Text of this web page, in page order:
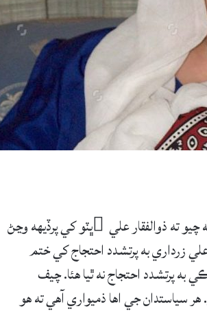
ته ذوالفقار علي ُڀٽو کي پرڏيهه وڃڻ
به پرتشدد احتجاج کي ختم
پرتشدد احتجاج نه ٿيا هئا. چيف
جي اها ذميواري آهي ته هو